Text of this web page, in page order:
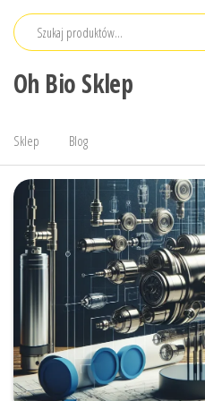
Przejdź
Oh Bio Sklep
Sklep Blog